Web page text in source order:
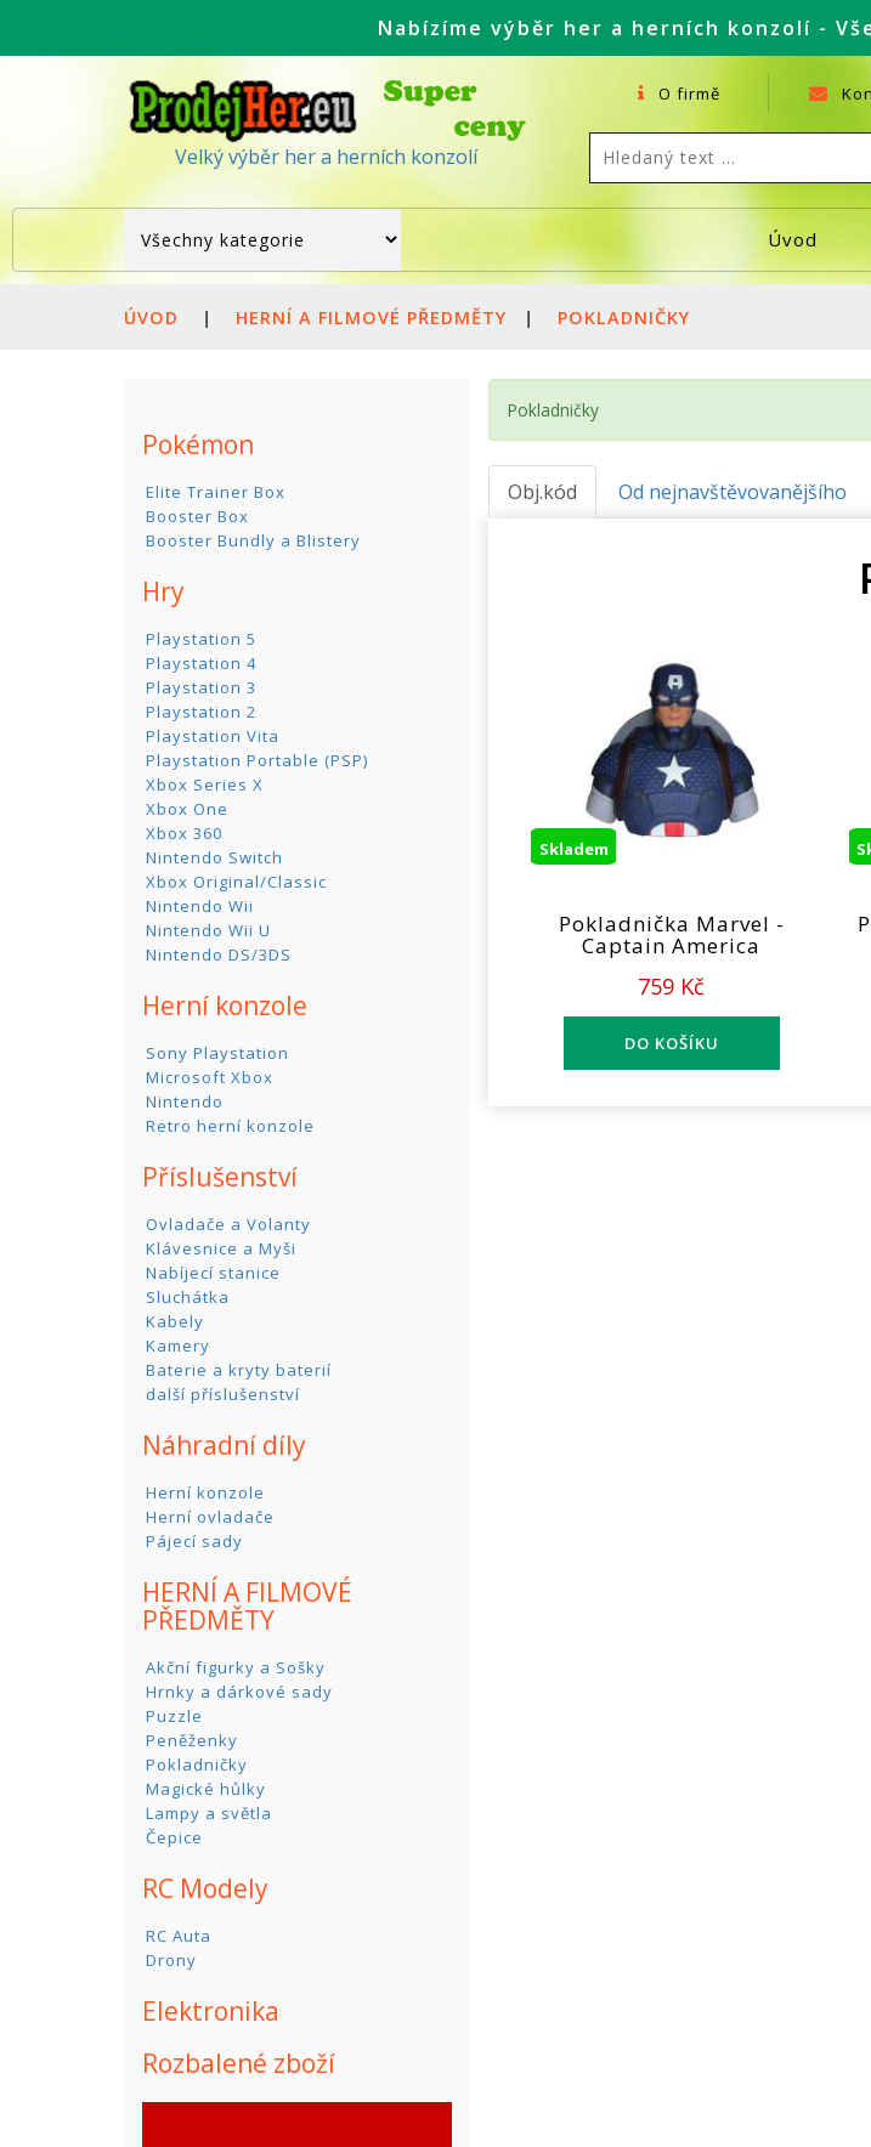
Nabízíme výběr her a herních konzolí -
Velký výběr her a herních konzolí
O firmě
Úvod
ÚVOD | HERNÍ A FILMOVÉ PŘEDMĚTY | POKLADNIČKY
Pokémon
Elite Trainer Box
Booster Box
Booster Bundly a Blistery
Hry
Playstation 5
Playstation 4
Playstation 3
Playstation 2
Playstation Vita
Playstation Portable (PSP)
Xbox Series X
Xbox One
Xbox 360
Nintendo Switch
Xbox Original/Classic
Nintendo Wii
Nintendo Wii U
Nintendo DS/3DS
Herní konzole
Sony Playstation
Microsoft Xbox
Nintendo
Retro herní konzole
Příslušenství
Ovladače a Volanty
Klávesnice a Myši
Nabíjecí stanice
Sluchátka
Kabely
Kamery
Baterie a kryty baterií
další příslušenství
Náhradní díly
Herní konzole
Herní ovladače
Pájecí sady
HERNÍ A FILMOVÉ
PŘEDMĚTY
Akční figurky a Sošky
Hrnky a dárkové sady
Puzzle
Peněženky
Pokladničky
Magické hůlky
Lampy a světla
Čepice
RC Modely
RC Auta
Drony
Elektronika
Rozbalené zboží
Pokladničky
Obj.kód Od nejnavštěvovanějšího
Skladem
Pokladnička Marvel -
Captain America
759 Kč